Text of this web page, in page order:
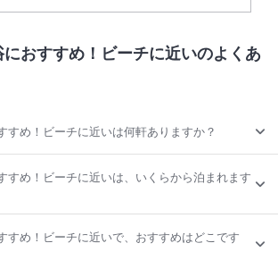
おすすめ！ビーチに近いのよくあ
すめ！ビーチに近いは何軒ありますか？
すめ！ビーチに近いは、いくらから泊まれます
すめ！ビーチに近いで、おすすめはどこです